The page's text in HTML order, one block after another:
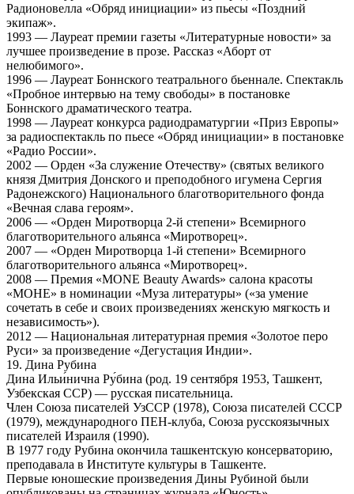
Радионовелла «Обряд инициации» из пьесы «Поздний
экипаж».
1993 — Лауреат премии газеты «Литературные новости» за
лучшее произведение в прозе. Рассказ «Аборт от
нелюбимого».
1996 — Лауреат Боннского театрального бьеннале. Спектакль
«Пробное интервью на тему свободы» в постановке
Боннского драматического театра.
1998 — Лауреат конкурса радиодраматургии «Приз Европы»
за радиоспектакль по пьесе «Обряд инициации» в постановке
«Радио России».
2002 — Орден «За служение Отечеству» (святых великого
князя Дмитрия Донского и преподобного игумена Сергия
Радонежского) Национального благотворительного фонда
«Вечная слава героям».
2006 — «Орден Миротворца 2-й степени» Всемирного
благотворительного альянса «Миротворец».
2007 — «Орден Миротворца 1-й степени» Всемирного
благотворительного альянса «Миротворец».
2008 — Премия «MONE Beauty Awards» салона красоты
«МОНЕ» в номинации «Муза литературы» («за умение
сочетать в себе и своих произведениях женскую мягкость и
независимость»).
2012 — Национальная литературная премия «Золотое перо
Руси» за произведение «Дегустация Индии».
19. Дина Рубина
Дина Ильи́нична Ру́бина (род. 19 сентября 1953, Ташкент,
Узбекская ССР) — русская писательница.
Член Союза писателей УзССР (1978), Союза писателей СССР
(1979), международного ПЕН-клуба, Союза русскоязычных
писателей Израиля (1990).
В 1977 году Рубина окончила ташкентскую консерваторию,
преподавала в Институте культуры в Ташкенте.
Первые юношеские произведения Дины Рубиной были